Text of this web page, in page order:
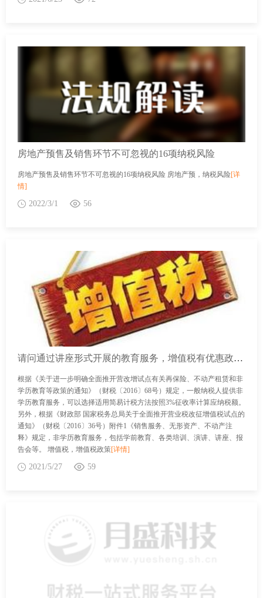
房地产预售及销售环节不可忽视的16项纳税风险
房地产预售及销售环节不可忽视的16项纳税风险 房地产预，纳税风险[详
情]
2022/3/1 56
请问通过讲座形式开展的教育服务，增值税有优惠政策吗？
根据《关于进一步明确全面推开营改增试点有关再保险、不动产租赁和非
学历教育等政策的通知》（财税〔2016〕68号）规定，一般纳税人提供非
学历教育服务，可以选择适用简易计税方法按照3%征收率计算应纳税额。
另外，根据《财政部 国家税务总局关于全面推开营业税改征增值税试点的
通知》（财税〔2016〕36号）附件1《销售服务、无形资产、不动产注
释》规定，非学历教育服务，包括学前教育、各类培训、演讲、讲座、报
告会等。 增值税，增值税政策[详情]
2021/5/27 59